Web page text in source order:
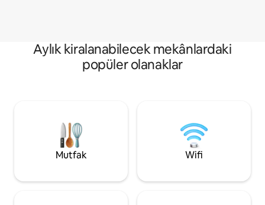
Aylık kiralanabilecek mekânlardaki
popüler olanaklar
Mutfak Wifi